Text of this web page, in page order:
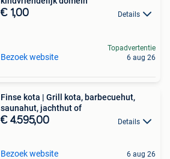
€ 1,00 Details
Bezoek website
Topadvertentie
6 aug 26
Finse kota | Grill kota, barbecuehut,
saunahut, jachthut of
€ 4.595,00 Details
Bezoek website 6 aug 26